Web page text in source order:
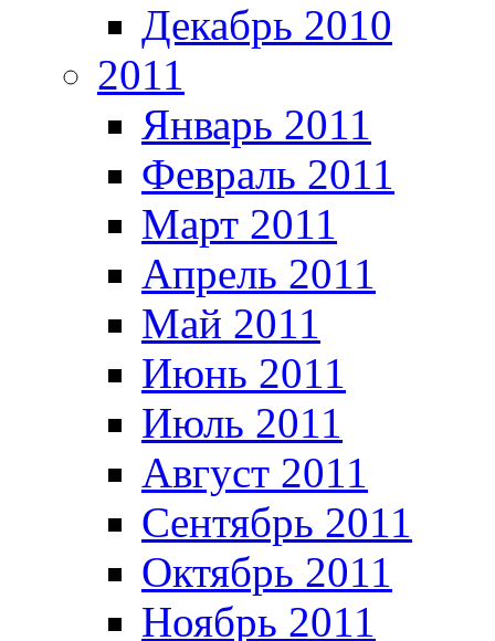
Декабрь 2010
2011
Январь 2011
Февраль 2011
Март 2011
Апрель 2011
Май 2011
Июнь 2011
Июль 2011
Август 2011
Сентябрь 2011
Октябрь 2011
Ноябрь 2011